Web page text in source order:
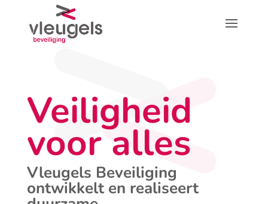
Veiligheid
voor alles
Vleugels Beveiliging
ontwikkelt en realiseert